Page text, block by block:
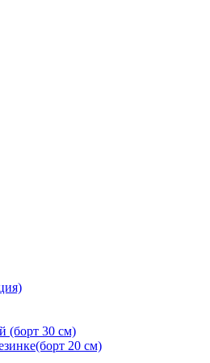
(борт 30 см)
20 см)